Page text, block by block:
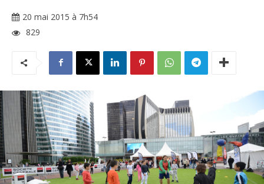
20 mai 2015 à 7h54
829